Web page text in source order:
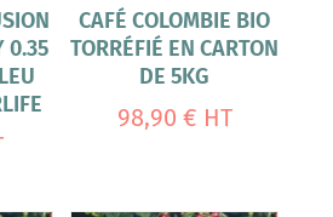
0.35
CAFÉ COLOMBIE BIO
TORRÉFIÉ EN CARTON
DE 5KG
98,90 € HT